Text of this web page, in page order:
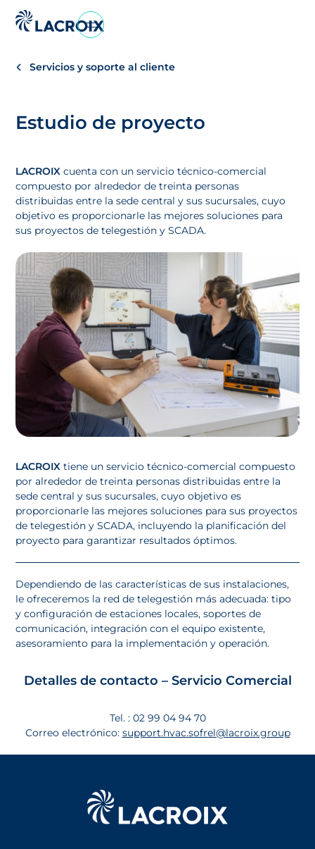
página
Servicios y soporte al cliente
Estudio de proyecto
LACROIX cuenta con un servicio técnico-comercial
compuesto por alrededor de treinta personas
distribuidas entre la sede central y sus sucursales, cuyo
objetivo es proporcionarle las mejores soluciones para
sus proyectos de telegestión y SCADA.
LACROIX tiene un servicio técnico-comercial compuesto
por alrededor de treinta personas distribuidas entre la
sede central y sus sucursales, cuyo objetivo es
proporcionarle las mejores soluciones para sus proyectos
de telegestión y SCADA, incluyendo la planificación del
proyecto para garantizar resultados óptimos.
Dependiendo de las características de sus instalaciones,
le ofreceremos la red de telegestión más adecuada: tipo
y configuración de estaciones locales, soportes de
comunicación, integración con el equipo existente,
asesoramiento para la implementación y operación.
Detalles de contacto – Servicio Comercial
Tel. : 02 99 04 94 70
Correo electrónico: support.hvac.sofrel@lacroix.group